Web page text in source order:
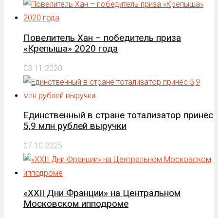
Повелитель Хан – победитель приза
«Крепыша» 2020 года
03.11.2020
Единственный в стране тотализатор принёс
5,9 млн рублей выручки
07.10.2025
«XXII Дни Франции» на Центральном
Московском ипподроме